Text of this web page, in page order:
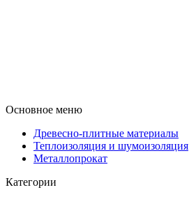
Основное меню
Древесно-плитные материалы
Теплоизоляция и шумоизоляция
Металлопрокат
Категории